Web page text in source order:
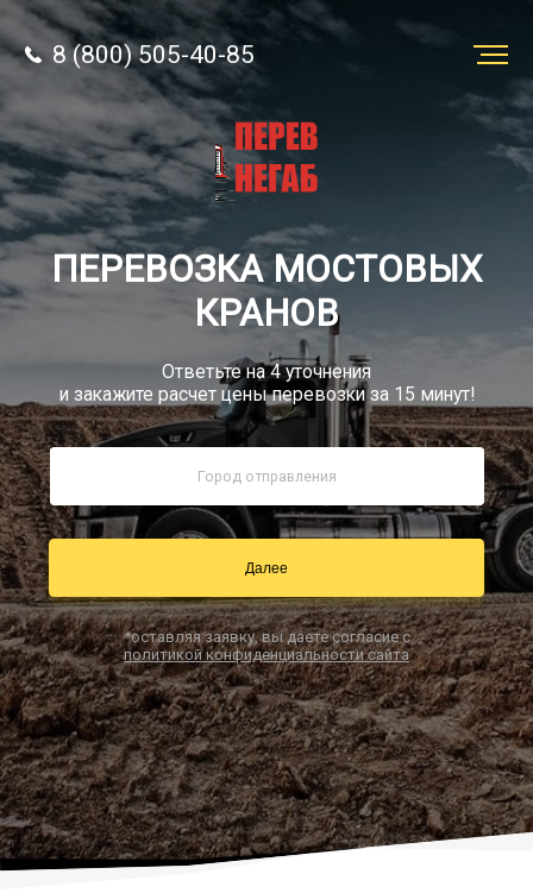
8 (800) 505-40-85
Звонок по России бесплатно
sale@simtruck-negabarit.ru
Заказать звонок
Заказать
перевозку
Грузы
8 (800) 505-40-85
ПЕРЕВОЗКА МОСТОВЫХ
КРАНОВ
Ответьте на 4 уточнения
и закажите расчет цены перевозки за 15 минут!
Далее
*оставляя заявку, вы даете согласие с
политикой конфиденциальности сайта